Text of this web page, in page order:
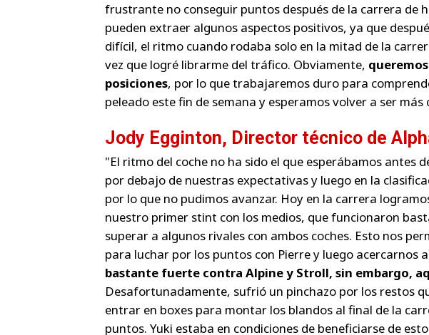
frustrante no conseguir puntos después de la carrera de
pueden extraer algunos aspectos positivos, ya que
difícil, el ritmo cuando rodaba solo en la mitad de la
vez que logré librarme del tráfico. Obviamente,
posiciones, por lo que trabajaremos duro para
peleado este fin de semana y esperamos volver a ser
Jody Egginton, Director técnico de
"El ritmo del coche no ha sido el que esperábamos antes
por debajo de nuestras expectativas y luego en la
por lo que no pudimos avanzar. Hoy en la carrera
nuestro primer stint con los medios, que funcionaron
superar a algunos rivales con ambos coches. Esto nos
para luchar por los puntos con Pierre y luego acercarnos
bastante fuerte contra Alpine y Stroll, sin embargo,
Desafortunadamente, sufrió un pinchazo por los restos
entrar en boxes para montar los blandos al final de la
puntos. Yuki estaba en condiciones de beneficiarse de